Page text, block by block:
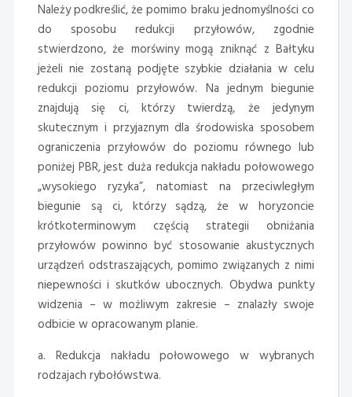
Należy podkreślić, że pomimo braku jednomyślności co
do sposobu redukcji przyłowów, zgodnie
stwierdzono, że morświny mogą zniknąć z Bałtyku
jeżeli nie zostaną podjęte szybkie działania w celu
redukcji poziomu przyłowów. Na jednym biegunie
znajdują się ci, którzy twierdzą, że jedynym
skutecznym i przyjaznym dla środowiska sposobem
ograniczenia przyłowów do poziomu równego lub
poniżej PBR, jest duża redukcja nakładu połowowego
„wysokiego ryzyka”, natomiast na przeciwległym
biegunie są ci, którzy sądzą, że w horyzoncie
krótkoterminowym częścią strategii obniżania
przyłowów powinno być stosowanie akustycznych
urządzeń odstraszających, pomimo związanych z nimi
niepewności i skutków ubocznych. Obydwa punkty
widzenia – w możliwym zakresie – znalazły swoje
odbicie w opracowanym planie.
a. Redukcja nakładu połowowego w wybranych
rodzajach rybołówstwa.